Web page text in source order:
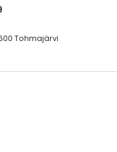
Tohmajärvi